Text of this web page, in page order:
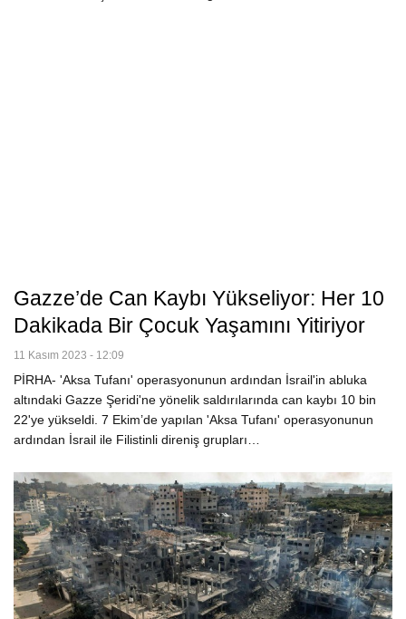
Gazze’de Can Kaybı Yükseliyor: Her 10
Dakikada Bir Çocuk Yaşamını Yitiriyor
11 Kasım 2023 - 12:09
PİRHA- 'Aksa Tufanı' operasyonunun ardından İsrail'in abluka
altındaki Gazze Şeridi'ne yönelik saldırılarında can kaybı 10 bin
22'ye yükseldi. 7 Ekim’de yapılan 'Aksa Tufanı' operasyonunun
ardından İsrail ile Filistinli direniş grupları…